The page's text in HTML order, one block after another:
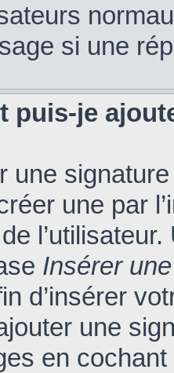
si une
puis-je
une
une par
Insérer
d’insérer
une
en